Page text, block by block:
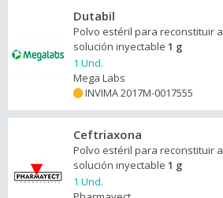
Dutabil
Polvo estéril para reconstituir a
solución inyectable 1 g
1 Und.
Mega Labs
INVIMA 2017M-0017555
Ceftriaxona
Polvo estéril para reconstituir a
solución inyectable 1 g
1 Und.